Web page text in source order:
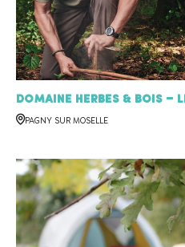
Domaine Herbes & Bois –
PAGNY SUR MOSELLE